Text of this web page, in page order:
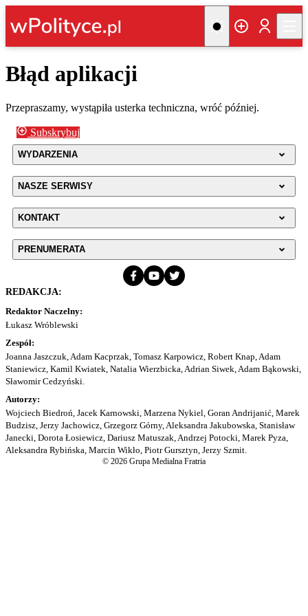
Błąd aplikacji
Przepraszamy, wystąpiła usterka techniczna, wróć później.
Subskrybuj
WYDARZENIA
NASZE SERWISY
KONTAKT
PRENUMERATA
REDAKCJA:
Redaktor Naczelny:
Łukasz Wróblewski
Zespół:
Joanna Jaszczuk, Adam Kacprzak, Tomasz Karpowicz, Robert Knap, Adam
Staniewicz, Kamil Kwiatek, Natalia Wierzbicka, Adrian Siwek, Adam Bąkowski,
Sławomir Cedzyński.
Autorzy:
Wojciech Biedroń, Jacek Karnowski, Marzena Nykiel, Goran Andrijanić, Marek
Budzisz, Jerzy Jachowicz, Grzegorz Górny, Aleksandra Jakubowska, Stanisław
Janecki, Dorota Łosiewicz, Dariusz Matuszak, Andrzej Potocki, Marek Pyza,
Aleksandra Rybińska, Marcin Wikło, Piotr Gursztyn, Jerzy Szmit.
© 2026 Grupa Medialna Fratria